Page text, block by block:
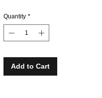
Quantity *
Add to Cart